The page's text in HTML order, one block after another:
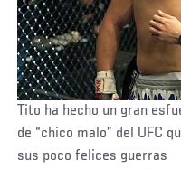
Tito ha hecho un gran
de “chico malo” del UFC
sus poco felices guerras